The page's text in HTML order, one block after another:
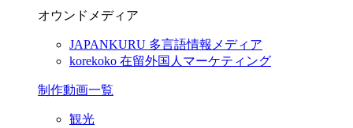
オウンドメディア
JAPANKURU 多言語情報メディア
korekoko 在留外国人マーケティング
制作動画一覧
観光